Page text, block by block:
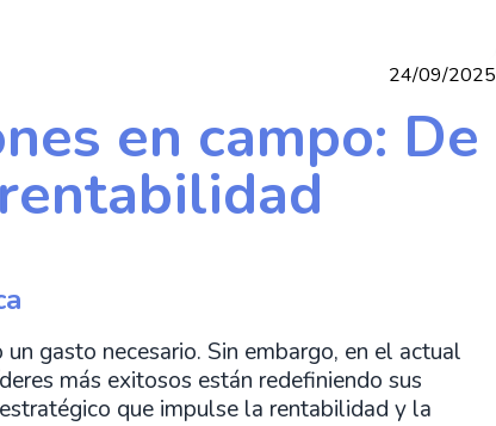
24/09/2025
en campo: De
gasto necesario. Sin embargo, en el actual
más exitosos están redefiniendo sus
que impulse la rentabilidad y la